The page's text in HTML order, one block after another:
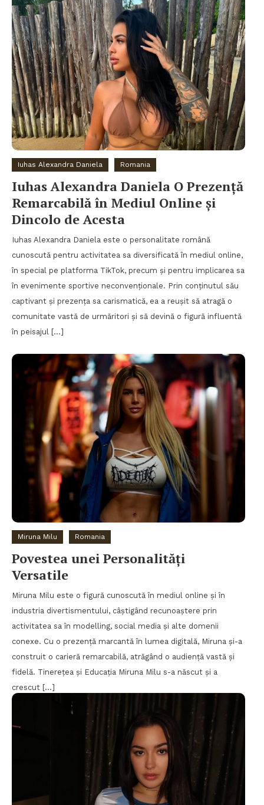
Iuhas Alexandra Daniela Romania
Iuhas Alexandra Daniela O Prezență
Remarcabilă în Mediul Online și
Dincolo de Acesta
Iuhas Alexandra Daniela este o personalitate română
cunoscută pentru activitatea sa diversificată în mediul online,
în special pe platforma TikTok, precum și pentru implicarea sa
în evenimente sportive neconvenționale. Prin conținutul său
captivant și prezența sa carismatică, ea a reușit să atragă o
comunitate vastă de urmăritori și să devină o figură influentă
în peisajul […]
Miruna Milu Romania
Povestea unei Personalități
Versatile
Miruna Milu este o figură cunoscută în mediul online și în
industria divertismentului, câștigând recunoaștere prin
activitatea sa în modelling, social media și alte domenii
conexe. Cu o prezență marcantă în lumea digitală, Miruna și-a
construit o carieră remarcabilă, atrăgând o audiență vastă și
fidelă. Tinerețea și Educația Miruna Milu s-a născut și a
crescut […]